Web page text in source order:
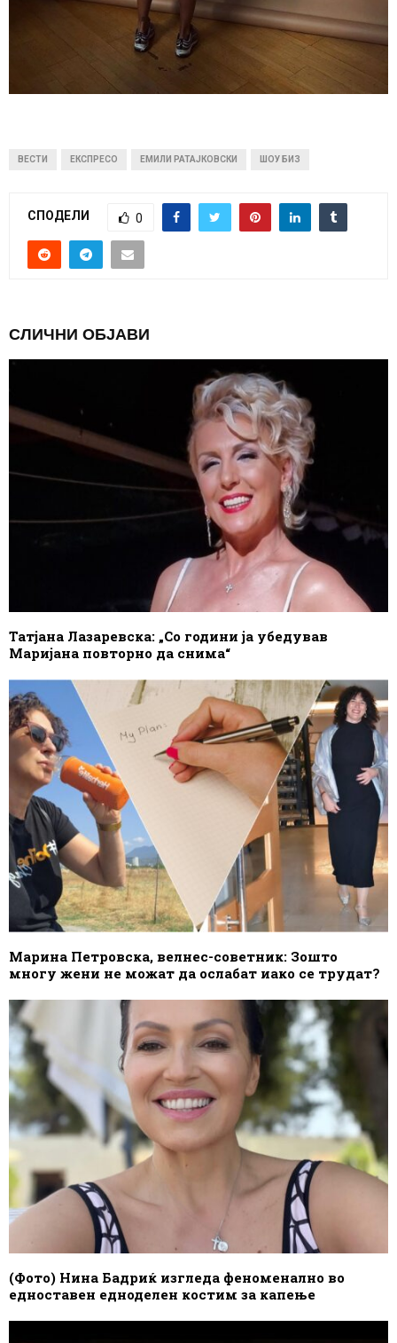
ВЕСТИ ЕКСПРЕСО ЕМИЛИ РАТАЈКОВСКИ ШОУ БИЗ
СПОДЕЛИ 0
СЛИЧНИ ОБЈАВИ
Татјана Лазаревска: „Со години ја убедував
Маријана повторно да снима“
Марина Петровска, велнес-советник: Зошто
многу жени не можат да ослабат иако се трудат?
(Фото) Нина Бадриќ изгледа феноменално во
едноставен едноделен костим за капење